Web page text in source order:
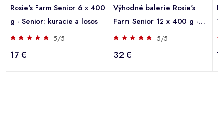
Rosie's Farm Senior 6 x 400
g - Senior: kuracie a losos
5/5
17 €
Výhodné balenie Rosie's
Farm Senior 12 x 400 g -
Senior: kuracie a losos
5/5
32 €